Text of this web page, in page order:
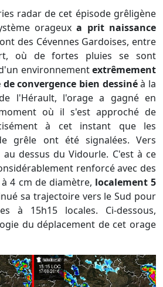
orageuxa prit naissance
des Cévennes Gardoises, entre
où de fortes pluies se sont
environnementextrêmement
convergence bien dessinéà la
l'Hérault, l'orage a gagné en
où il s'est approché de
à cet instant que les
grêle ont été signalées. Vers
au dessus du Vidourle. C'est à ce
renforcé avec des
4 cm de diamètre, localement 5
sa trajectoire vers le Sud pour
à 15h15 locales. Ci-dessous,
du déplacement de cet orage